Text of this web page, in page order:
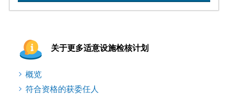
关于更多适意设施检核计划
概览
符合资格的获委任人